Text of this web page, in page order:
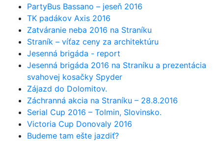
PartyBus Bassano – jeseň 2016
TK padákov Axis 2016
Zatváranie neba 2016 na Straníku
Straník – víťaz ceny za architektúru
Jesenná brigáda - report
Jesenná brigáda 2016 na Straníku a prezentácia
svahovej kosačky Spyder
Zájazd do Dolomitov.
Záchranná akcia na Straníku – 28.8.2016
Serial Cup 2016 – Tolmin, Slovinsko.
Victoria Cup Donovaly 2016
Budeme tam ešte jazdiť?